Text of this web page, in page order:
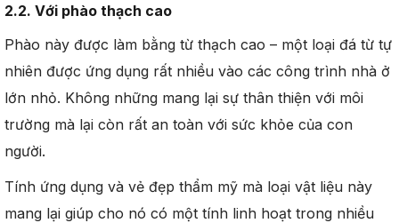
2.2. Với phào thạch cao
Phào này được làm bằng từ thạch cao – một loại đá từ tự
nhiên được ứng dụng rất nhiều vào các công trình nhà ở
lớn nhỏ. Không những mang lại sự thân thiện với môi
trường mà lại còn rất an toàn với sức khỏe của con
người.
Tính ứng dụng và vẻ đẹp thẩm mỹ mà loại vật liệu này
mang lại giúp cho nó có một tính linh hoạt trong nhiều